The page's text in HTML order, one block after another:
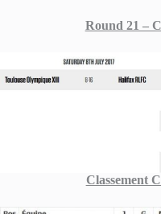
Round 21 –
Classement